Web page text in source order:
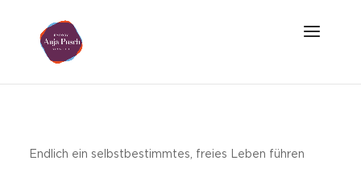
Endlich ein selbstbestimmtes, freies Leben führen